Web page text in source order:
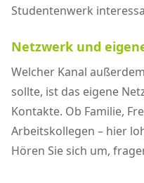
Studentenwerk
Netzwerk und
Welcher Kanal
sollte, ist das eigene
Kontakte. Ob Familie,
Arbeitskollegen – hier
Hören Sie sich um,